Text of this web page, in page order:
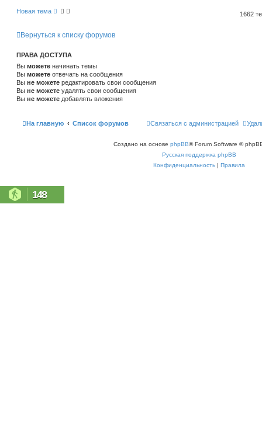
Новая тема 1662
Вернуться к списку форумов
ПРАВА ДОСТУПА
Вы можете начинать темы
Вы можете отвечать на сообщения
Вы не можете редактировать свои сообщения
Вы не можете удалять свои сообщения
Вы не можете добавлять вложения
На главную Список форумов Связаться с администрацией
Создано на основе phpBB® Forum Software ©
Русская поддержка phpBB
Конфиденциальность | Правила
148